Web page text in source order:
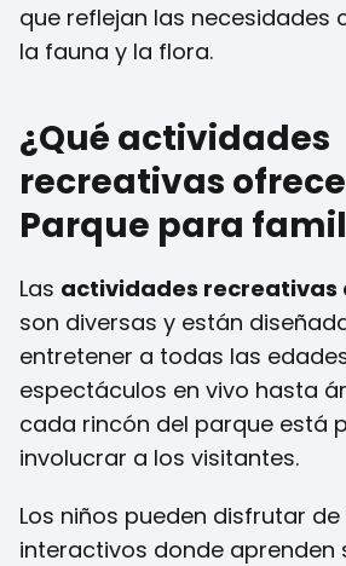
que reflejan las necesidades
la fauna y la flora.
¿Qué actividades
recreativas
Parque para
Las actividades recreativas
son diversas y están
entretener a todas las
espectáculos en vivo hasta
cada rincón del parque está
involucrar a los visitantes.
Los niños pueden disfrutar
interactivos donde aprenden